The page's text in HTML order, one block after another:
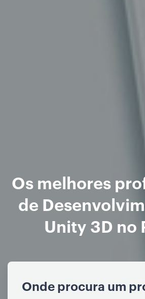
Os melhores
de
Unity 3D no
Onde procura um